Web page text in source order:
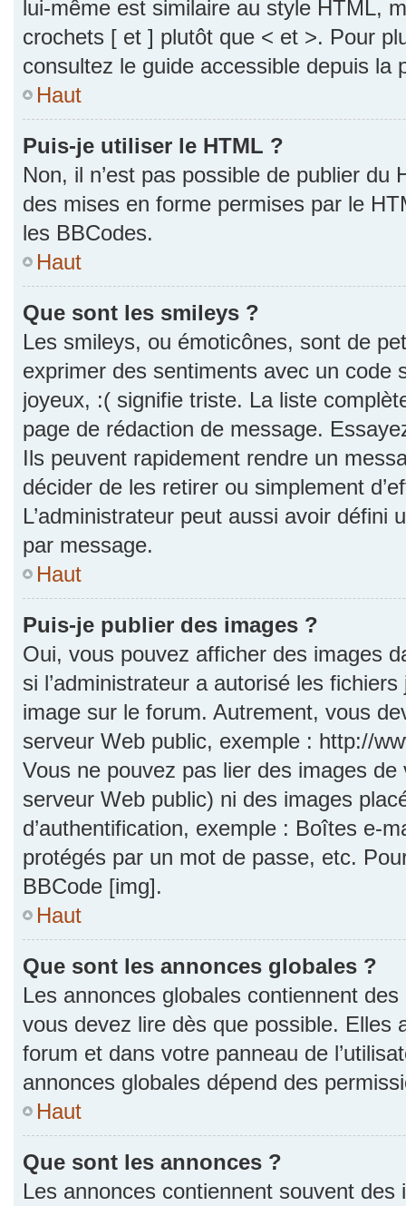
lui-même est similaire au style HTML,
crochets [ et ] plutôt que < et >. Pour
consultez le guide accessible depuis la
Haut
Puis-je utiliser le HTML ?
Non, il n’est pas possible de publier
des mises en forme permises par le
les BBCodes.
Haut
Que sont les smileys ?
Les smileys, ou émoticônes, sont de
exprimer des sentiments avec un code
joyeux, :( signifie triste. La liste
page de rédaction de message.
Ils peuvent rapidement rendre un
décider de les retirer ou simplement
L’administrateur peut aussi avoir défini
par message.
Haut
Puis-je publier des images ?
Oui, vous pouvez afficher des images
si l’administrateur a autorisé les
image sur le forum. Autrement, vous
serveur Web public, exemple : http://
Vous ne pouvez pas lier des images
serveur Web public) ni des images
d’authentification, exemple : Boîtes e-
protégés par un mot de passe, etc.
BBCode [img].
Haut
Que sont les annonces globales ?
Les annonces globales contiennent
vous devez lire dès que possible. Elles
forum et dans votre panneau de
annonces globales dépend des
Haut
Que sont les annonces ?
Les annonces contiennent souvent